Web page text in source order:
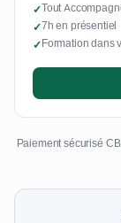
✓Tout
✓7h en présentiel
✓Formation dans
Paiement sécurisé